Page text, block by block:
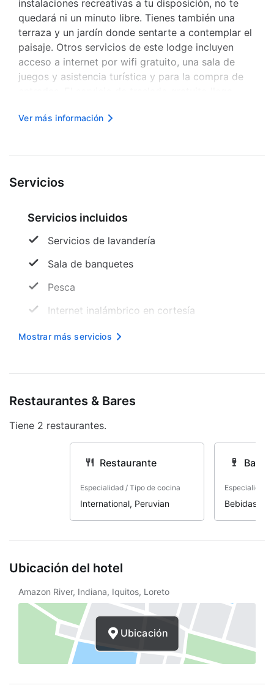
instalaciones recreativas a tu disposición, no te
quedará ni un minuto libre. Tienes también una
terraza y un jardín donde sentarte a contemplar el
paisaje. Otros servicios de este lodge incluyen
acceso a internet por wifi gratuito, una sala de
juegos y asistencia turística y para la compra de
deliciosos platillos sin tener que salir de este
Ver más información
Servicios
Servicios incluidos
Servicios de lavandería
Sala de banquetes
Pesca
Internet inalámbrico en cortesía
Salón de juegos
Paseos en lancha
Desayuno continental gratuito
Barco en el sitio
Resguardo de equipaje
Desayuno gratis
Mostrar más servicios
Restaurantes & Bares
Tiene 2 restaurantes.
Restaurante
Especialidad / Tipo de cocina
International, Peruvian
Bar
Especialidad
Bebidas
Ubicación del hotel
Amazon River, Indiana, Iquitos, Loreto
Ubicación